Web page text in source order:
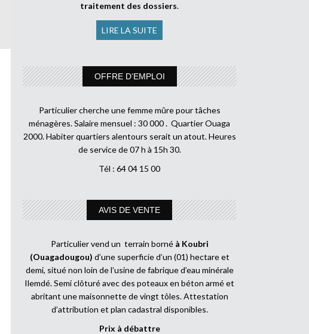
traitement des dossiers.
LIRE LA SUITE
OFFRE D’EMPLOI
Particulier cherche une femme mûre pour tâches
ménagères. Salaire mensuel : 30 000 . Quartier Ouaga
2000. Habiter quartiers alentours serait un atout. Heures
de service de 07 h à 15h 30.
Tél : 64 04 15 00
AVIS DE VENTE
Particulier vend un terrain borné à Koubri
(Ouagadougou) d’une superficie d’un (01) hectare et
demi, situé non loin de l’usine de fabrique d’eau minérale
Ilemdé. Semi clôturé avec des poteaux en béton armé et
abritant une maisonnette de vingt tôles. Attestation
d’attribution et plan cadastral disponibles.
Prix à débattre